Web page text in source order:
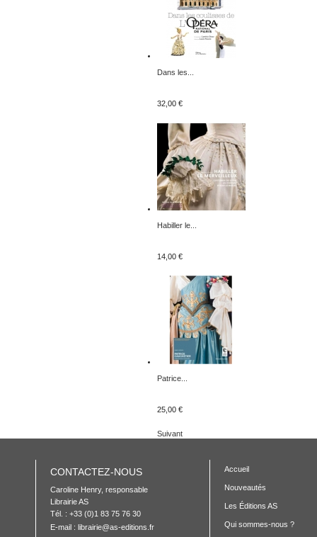
Dans les...
32,00 €
Habiller le...
14,00 €
Patrice...
25,00 €
Suivant
CONTACTEZ-NOUS
Caroline Henry, responsable
Librairie AS
Tél. : +33 (0)1 83 75 76 30
E-mail : librairie@as-editions.fr
Accueil
Nouveautés
Les Éditions AS
Qui sommes-nous ?